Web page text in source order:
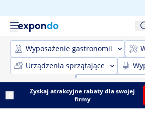
Wyposażenie gastronomii
Urządzenia sprzątające
Zyskaj atrakcyjne rabaty dla swojej
firmy